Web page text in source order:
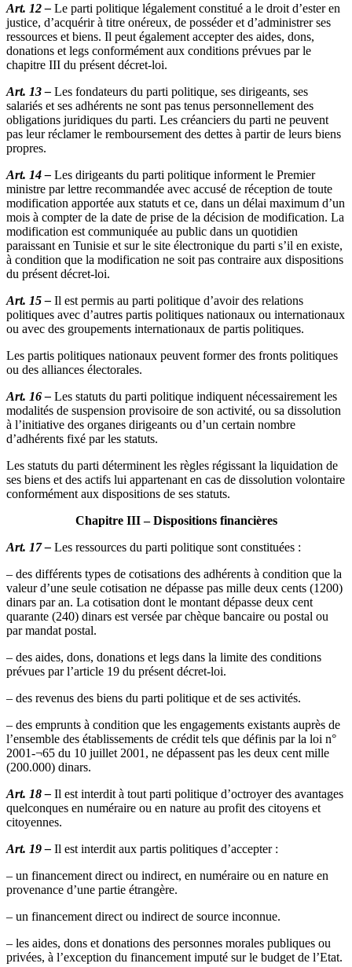
Art. 12 – Le parti politique légalement constitué a le droit d’ester en
justice, d’acquérir à titre onéreux, de posséder et d’administrer ses
ressources et biens. Il peut également accepter des aides, dons,
donations et legs conformément aux conditions prévues par le
chapitre III du présent décret-loi.
Art. 13 – Les fondateurs du parti politique, ses dirigeants, ses
salariés et ses adhérents ne sont pas tenus personnellement des
obligations juridiques du parti. Les créanciers du parti ne peuvent
pas leur réclamer le remboursement des dettes à partir de leurs biens
propres.
Art. 14 – Les dirigeants du parti politique informent le Premier
ministre par lettre recommandée avec accusé de réception de toute
modification apportée aux statuts et ce, dans un délai maximum d’un
mois à compter de la date de prise de la décision de modification. La
modification est communiquée au public dans un quotidien
paraissant en Tunisie et sur le site électronique du parti s’il en existe,
à condition que la modification ne soit pas contraire aux dispositions
du présent décret-loi.
Art. 15 – Il est permis au parti politique d’avoir des relations
politiques avec d’autres partis politiques nationaux ou internationaux
ou avec des groupements internationaux de partis politiques.
Les partis politiques nationaux peuvent former des fronts politiques
ou des alliances électorales.
Art. 16 – Les statuts du parti politique indiquent nécessairement les
modalités de suspension provisoire de son activité, ou sa dissolution
à l’initiative des organes dirigeants ou d’un certain nombre
d’adhérents fixé par les statuts.
Les statuts du parti déterminent les règles régissant la liquidation de
ses biens et des actifs lui appartenant en cas de dissolution volontaire
conformément aux dispositions de ses statuts.
Chapitre III – Dispositions financières
Art. 17 – Les ressources du parti politique sont constituées :
– des différents types de cotisations des adhérents à condition que la
valeur d’une seule cotisation ne dépasse pas mille deux cents (1200)
dinars par an. La cotisation dont le montant dépasse deux cent
quarante (240) dinars est versée par chèque bancaire ou postal ou
par mandat postal.
– des aides, dons, donations et legs dans la limite des conditions
prévues par l’article 19 du présent décret-loi.
– des revenus des biens du parti politique et de ses activités.
– des emprunts à condition que les engagements existants auprès de
l’ensemble des établissements de crédit tels que définis par la loi n°
2001-¬65 du 10 juillet 2001, ne dépassent pas les deux cent mille
(200.000) dinars.
Art. 18 – Il est interdit à tout parti politique d’octroyer des avantages
quelconques en numéraire ou en nature au profit des citoyens et
citoyennes.
Art. 19 – Il est interdit aux partis politiques d’accepter :
– un financement direct ou indirect, en numéraire ou en nature en
provenance d’une partie étrangère.
– un financement direct ou indirect de source inconnue.
– les aides, dons et donations des personnes morales publiques ou
privées, à l’exception du financement imputé sur le budget de l’Etat.